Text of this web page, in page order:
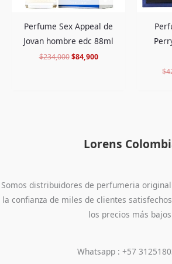
Perfume Sex Appeal de
Jovan hombre edc 88ml
$234,000 $84,900
$
Lorens
Somos distribuidores de perfumeria
la confianza de miles de clientes
los precios más
Whatsapp : +57